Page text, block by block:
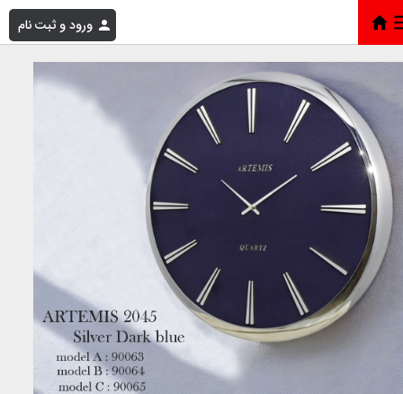
ورود و ثبت نام خانه»